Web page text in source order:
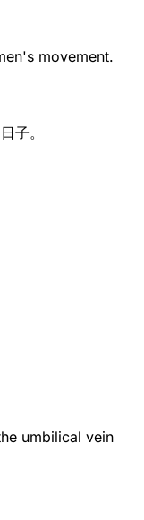
movement.
子。
umbilical vein